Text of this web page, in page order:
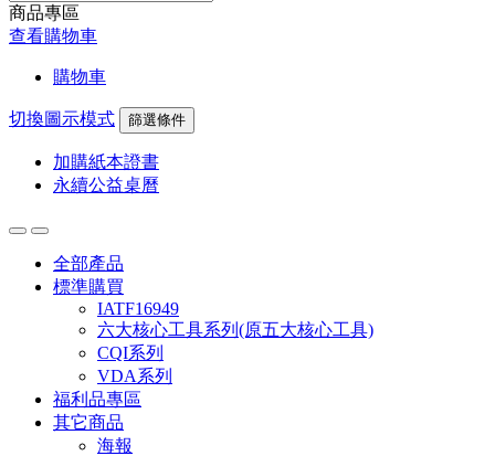
商品專區
查看購物車
購物車
切換圖示模式 篩選條件
加購紙本證書
永續公益桌曆
全部產品
標準購買
IATF16949
六大核心工具系列(原五大核心工具)
CQI系列
VDA系列
福利品專區
其它商品
海報